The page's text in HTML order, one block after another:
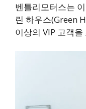
벤틀리모터스는
린 하우스(Green
이상의 VIP 고객을